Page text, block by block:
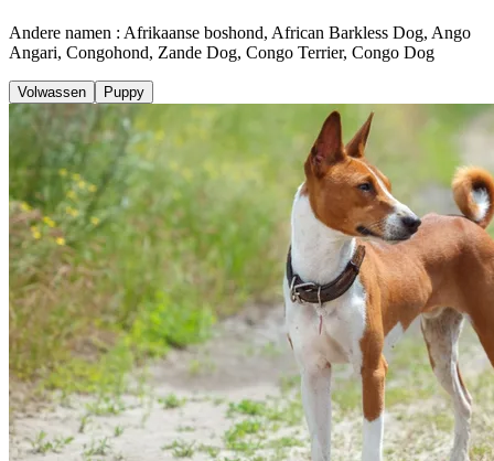
Andere namen : Afrikaanse boshond, African Barkless Dog, Ango
Angari, Congohond, Zande Dog, Congo Terrier, Congo Dog
Volwassen Puppy